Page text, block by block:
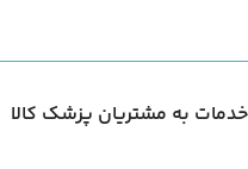
خدمات به مشتریان پزشک کالا